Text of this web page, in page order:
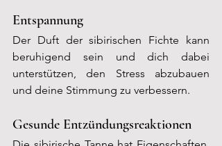
Entspannung
Der Duft der sibirischen Fichte kann
beruhigend sein und dich dabei
unterstützen, den Stress abzubauen
und deine Stimmung zu verbessern.
Gesunde Entzündungsreaktionen